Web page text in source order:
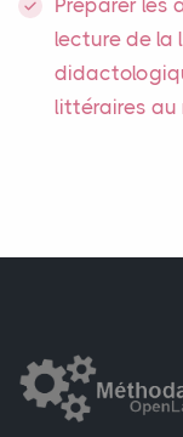
lecture de la
littéraires au